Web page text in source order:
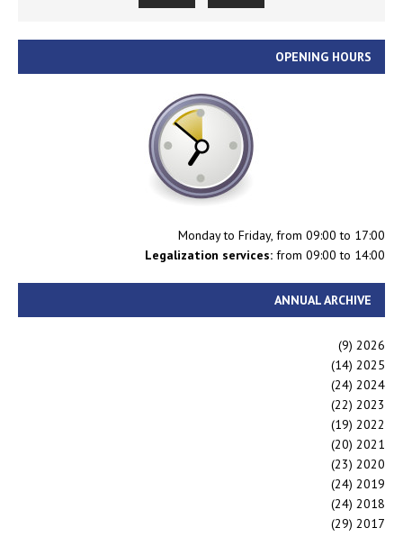
OPENING HOURS
Monday to Friday, from 09:00 to 17:00
Legalization services: from 09:00 to 14:00
ANNUAL ARCHIVE
2026
(9)
2025
(14)
2024
(24)
2023
(22)
2022
(19)
2021
(20)
2020
(23)
2019
(24)
2018
(24)
2017
(29)